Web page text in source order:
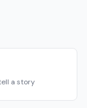
a story